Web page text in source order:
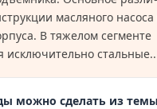
масляного насоса
В тяжелом сегменте
исключительно
можно сделать из темы